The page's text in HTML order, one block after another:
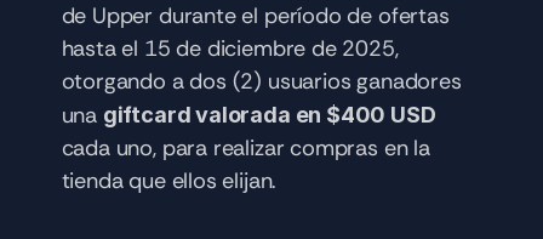
de Upper durante el período de ofertas
hasta el 15 de diciembre de 2025,
otorgando a dos (2) usuarios ganadores
una giftcard valorada en $400 USD
cada uno, para realizar compras en la
tienda que ellos elijan.